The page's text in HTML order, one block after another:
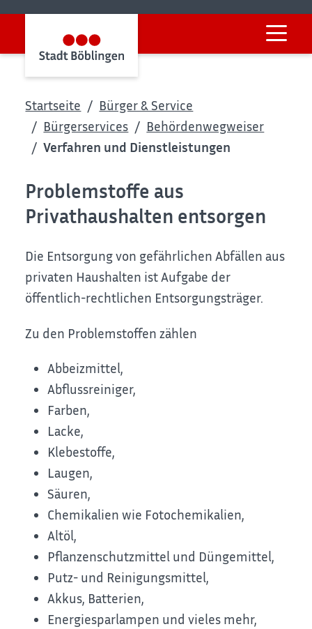
Startseite
Bürger & Service
Bürgerservices
Behördenwegweiser
Verfahren und Dienstleistungen
Problemstoffe aus
Privathaushalten entsorgen
Die Entsorgung von gefährlichen Abfällen aus
privaten Haushalten ist Aufgabe der
öffentlich-rechtlichen Entsorgungsträger.
Zu den Problemstoffen zählen
Abbeizmittel,
Abflussreiniger,
Farben,
Lacke,
Klebestoffe,
Laugen,
Säuren,
Chemikalien wie Fotochemikalien,
Altöl,
Pflanzenschutzmittel und Düngemittel,
Putz- und Reinigungsmittel,
Akkus, Batterien,
Energiesparlampen und vieles mehr,